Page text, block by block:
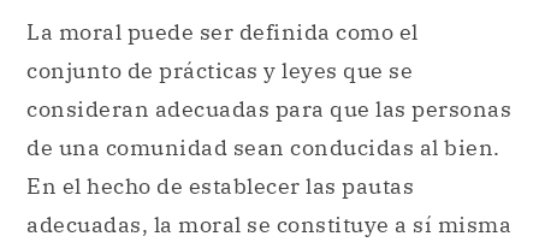
La moral puede ser definida como el
conjunto de prácticas y leyes que se
consideran adecuadas para que las personas
de una comunidad sean conducidas al bien.
En el hecho de establecer las pautas
adecuadas, la moral se constituye a sí misma